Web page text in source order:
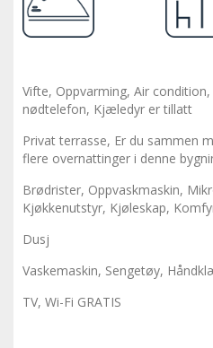
Vifte, Oppvarming, Air
nødtelefon, Kjæledyr er tillatt
Privat terrasse, Er du sammen
flere overnattinger i denne
Brødrister, Oppvaskmaskin,
Kjøkkenutstyr, Kjøleskap,
Dusj
Vaskemaskin, Sengetøy,
TV, Wi-Fi GRATIS